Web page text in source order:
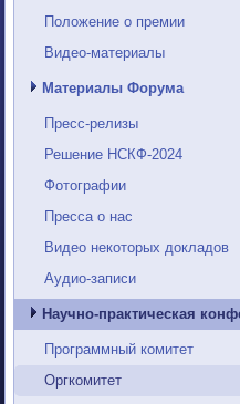
Положение о премии
Видео-материалы
Материалы Форума
Пресс-релизы
Решение НСКФ-2024
Фотографии
Пресса о нас
Видео некоторых докладов
Аудио-записи
Научно-практическая
Программный комитет
Оргкомитет